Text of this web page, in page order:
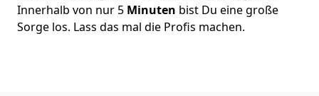
Innerhalb von nur 5 Minuten bist Du eine große
Sorge los. Lass das mal die Profis machen.